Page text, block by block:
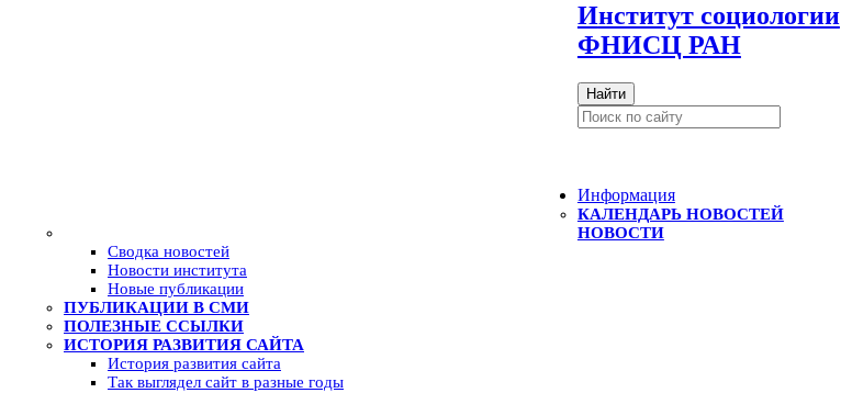
Институт социологии
ФНИСЦ РАН
Найти
Информация
КАЛЕНДАРЬ НОВОСТЕЙ
НОВОСТИ
Сводка новостей
Новости института
Новые публикации
ПУБЛИКАЦИИ В СМИ
ПОЛЕЗНЫЕ ССЫЛКИ
ИСТОРИЯ РАЗВИТИЯ САЙТА
История развития сайта
Так выглядел сайт в разные годы